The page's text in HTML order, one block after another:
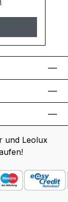
und Leolux